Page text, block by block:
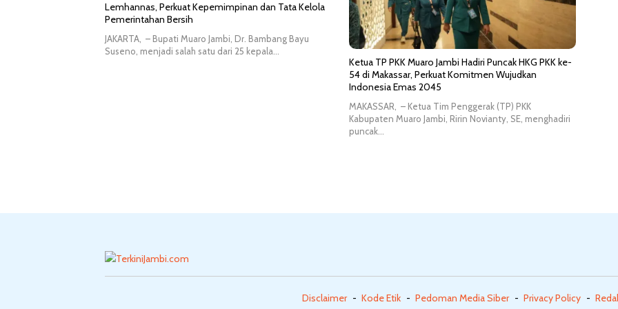
Lemhannas, Perkuat Kepemimpinan dan Tata Kelola
Pemerintahan Bersih
JAKARTA, – Bupati Muaro Jambi, Dr. Bambang Bayu
Suseno, menjadi salah satu dari 25 kepala…
Ketua TP PKK Muaro Jambi Hadiri Puncak HKG PKK ke-
54 di Makassar, Perkuat Komitmen Wujudkan
Indonesia Emas 2045
MAKASSAR, – Ketua Tim Penggerak (TP) PKK
Kabupaten Muaro Jambi, Ririn Novianty, SE, menghadiri
puncak…
Disclaimer Kode Etik Pedoman Media Siber Privacy Policy